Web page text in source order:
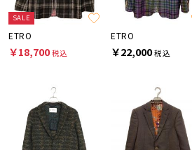
SALE
ETRO
￥18,700税込
ETRO
￥22,000税込